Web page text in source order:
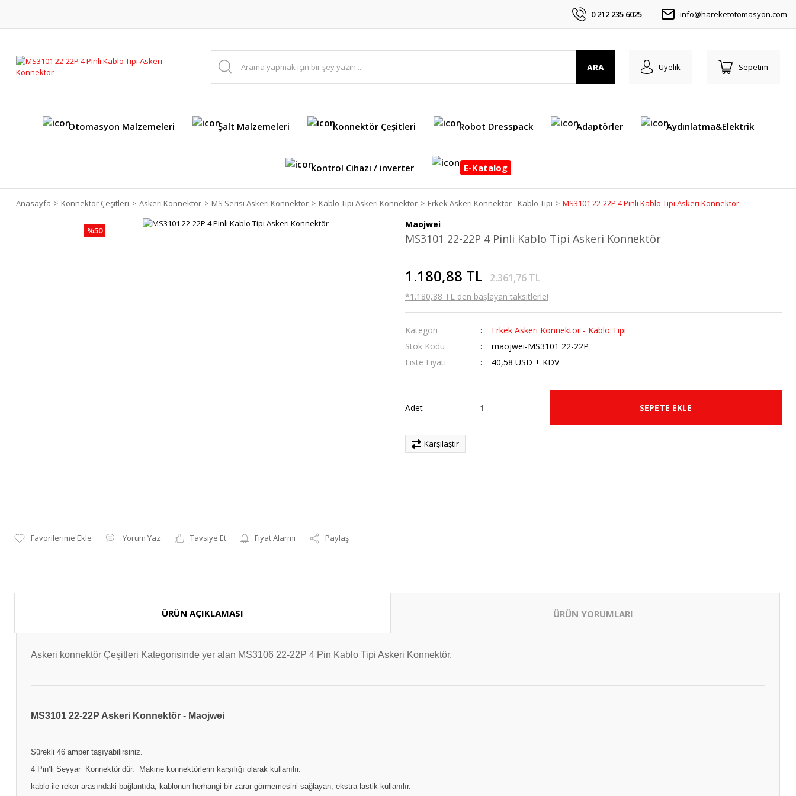
0 212 235 6025 info@hareketotomasyon.com
ARA Üyelik Sepetim
Otomasyon Malzemeleri Şalt Malzemeleri Konnektör Çeşitleri Robot Dresspack Adaptörler Aydınlatma&Elektrik
Kontrol Cihazı / inverter E-Katalog
Anasayfa Konnektör Çeşitleri Askeri Konnektör MS Serisi Askeri Konnektör Kablo Tipi Askeri Konnektör Erkek Askeri Konnektör - Kablo Tipi MS3101 22-22P 4 Pinli Kablo Tipi Askeri Konnektör
%50
Yorum Yaz Tavsiye Et Fiyat Alarmı Paylaş
Maojwei
MS3101 22-22P 4 Pinli Kablo Tipi Askeri Konnektör
1.180,88 TL 2.361,76 TL
*1.180,88 TL den başlayan taksitlerle!
Kategori
Erkek Askeri Konnektör - Kablo Tipi
Stok Kodu
maojwei-MS3101 22-22P
Liste Fiyatı
40,58 USD + KDV
Adet SEPETE EKLE
Karşılaştır
ÜRÜN AÇIKLAMASI ÜRÜN YORUMLARI
Askeri konnektör Çeşitleri Kategorisinde yer alan MS3106 22-22P 4 Pin Kablo Tipi Askeri Konnektör.
MS3101 22-22P Askeri Konnektör - Maojwei
Sürekli 46 amper taşıyabilirsiniz.
4 Pin’li Seyyar Konnektör’dür. Makine konnektörlerin karşılığı olarak kullanılır.
kablo ile rekor arasındaki bağlantıda, kablonun herhangi bir zarar görmemesini sağlayan, ekstra lastik kullanılır.